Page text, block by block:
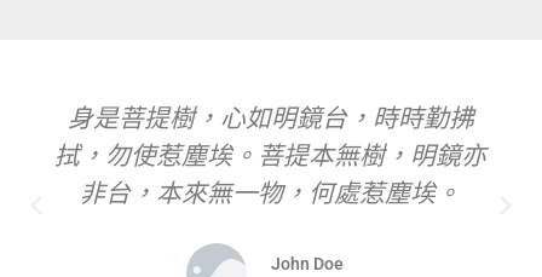
身是菩提樹，心如明鏡台，時時勤拂
拭，勿使惹塵埃。菩提本無樹，明鏡亦
非台，本來無一物，何處惹塵埃。
John Doe